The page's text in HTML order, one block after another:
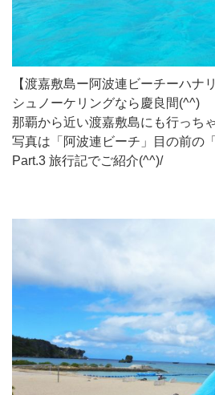
【渡嘉敷島ー阿波連ビーチーハナリ
シュノーケリングなら慶良間(^^)
那覇から近い渡嘉敷島にも行っち
写真は「阿波連ビーチ」目の前の
Part.3 旅行記でご紹介(^^)/